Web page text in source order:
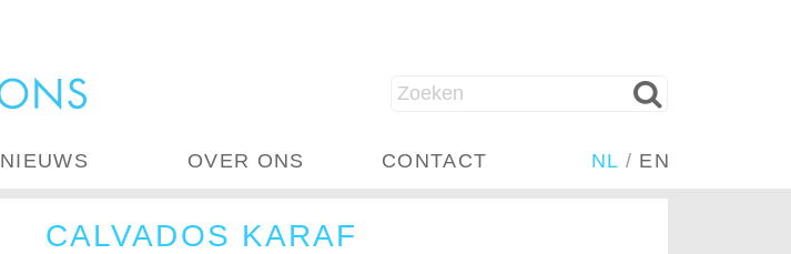
NL / EN
NIEUWS OVER ONS CONTACT
CALVADOS KARAF